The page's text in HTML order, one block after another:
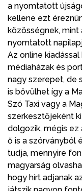
a nyomtatott
kellene ezt
közösségnek, mint
nyomtatott
Az online
médiaházak és
nagy szerepet, de
is bővülhet így a
Szó Taxi vagy a
szerkesztőjeként
dolgozik, mégis ez
ő is a szórványból
tudja, mennyire
magyarság
hogy hírt adjanak